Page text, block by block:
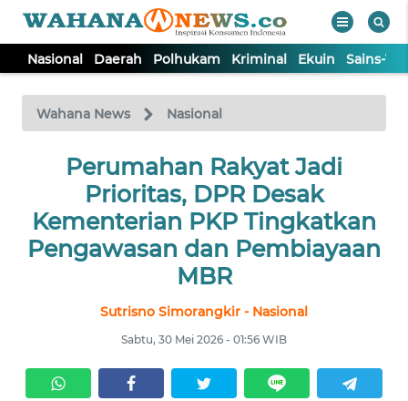
Nasional Daerah Polhukam Kriminal Ekuin Sains-
Wahana News Nasional
Perumahan Rakyat Jadi
Prioritas, DPR Desak
Kementerian PKP Tingkatkan
Pengawasan dan Pembiayaan
MBR
Sutrisno Simorangkir - Nasional
Sabtu, 30 Mei 2026 - 01:56 WIB
TV
Tutup
NASIONAL
DAERAH
POLHUKAM
EKUIN